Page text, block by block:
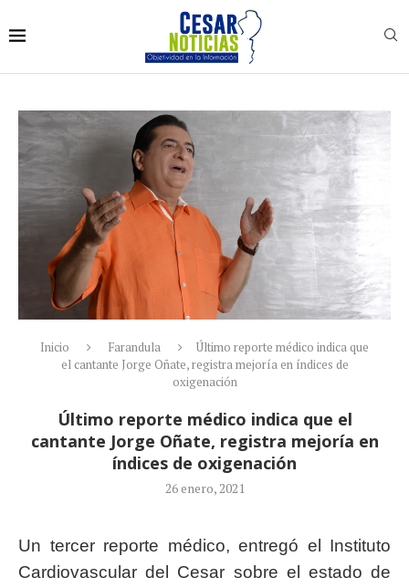
Inicio Farandula
Último reporte médico indica que
el cantante Jorge Oñate, registra mejoría en índices de
oxigenación
Último reporte médico indica que el
cantante Jorge Oñate, registra mejoría en
índices de oxigenación
26 enero, 2021
Un tercer reporte médico, entregó el Instituto
Cardiovascular del Cesar sobre el estado de